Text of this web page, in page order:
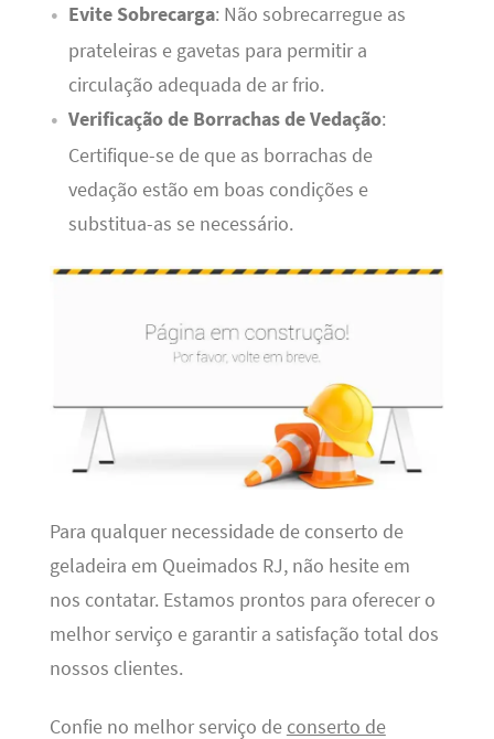
Evite Sobrecarga: Não sobrecarregue as
prateleiras e gavetas para permitir a
circulação adequada de ar frio.
Verificação de Borrachas de Vedação:
Certifique-se de que as borrachas de
vedação estão em boas condições e
substitua-as se necessário.
Para qualquer necessidade de conserto de
geladeira em Queimados RJ, não hesite em
nos contatar. Estamos prontos para oferecer o
melhor serviço e garantir a satisfação total dos
nossos clientes.
Confie no melhor serviço de conserto de